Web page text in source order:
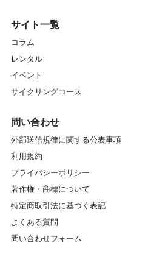
サイト一覧
コラム
レンタル
イベント
サイクリングコース
問い合わせ
外部送信規律に関する公表事項
利用規約
プライバシーポリシー
著作権・商標について
特定商取引法に基づく表記
よくある質問
問い合わせフォーム